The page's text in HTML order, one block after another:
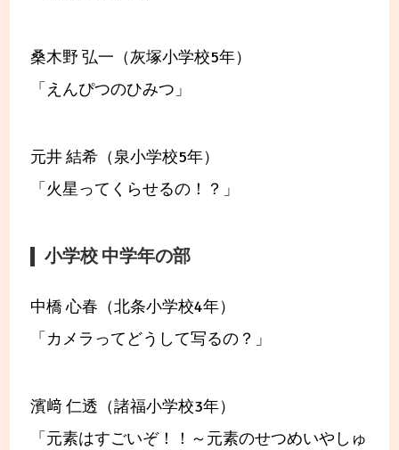
桑木野 弘一（灰塚小学校5年）
「えんぴつのひみつ」
元井 結希（泉小学校5年）
「火星ってくらせるの！？」
小学校 中学年の部
中橋 心春（北条小学校4年）
「カメラってどうして写るの？」
濱﨑 仁透（諸福小学校3年）
「元素はすごいぞ！！～元素のせつめいやしゅ